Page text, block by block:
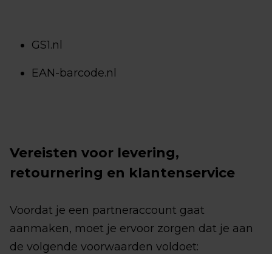
GS1.nl
EAN-barcode.nl
Vereisten voor levering,
retournering en klantenservice
Voordat je een partneraccount gaat
aanmaken, moet je ervoor zorgen dat je aan
de volgende voorwaarden voldoet: